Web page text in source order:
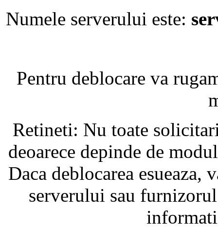
Numele serverului este:
Pentru deblocare va
Retineti: Nu toate
deoarece depinde de
Daca deblocarea
serverului sau